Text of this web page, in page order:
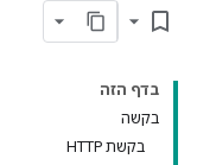
bookmark_border
בדף הזה
בקשה
בקשת HTTP